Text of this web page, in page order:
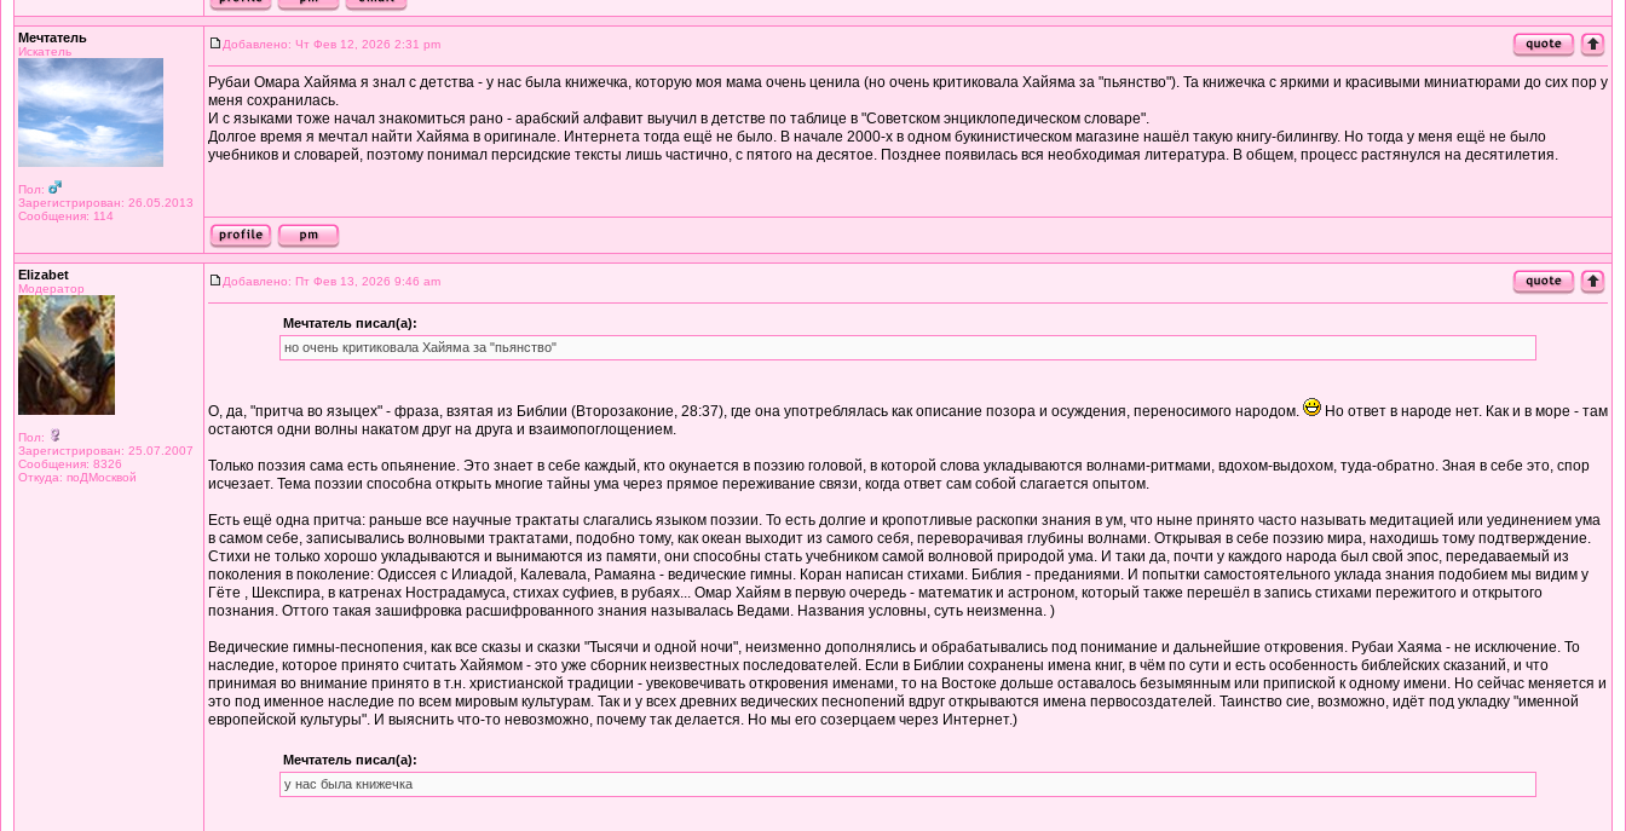
Мечтатель
Искатель
Пол:
Зарегистрирован: 26.05.2013
Сообщения: 114
Добавлено: Чт Фев 12, 2026 2:31 pm
Рубаи Омара Хайяма я знал с детства - у нас была книжечка, которую моя мама очень ценила (но очень критиковала Хайяма за "пьянство"). Та книжечка с яркими и красивыми миниатюрами до сих пор у
меня сохранилась.
И с языками тоже начал знакомиться рано - арабский алфавит выучил в детстве по таблице в "Советском энциклопедическом словаре".
Долгое время я мечтал найти Хайяма в оригинале. Интернета тогда ещё не было. В начале 2000-х в одном букинистическом магазине нашёл такую книгу-билингву. Но тогда у меня ещё не было
учебников и словарей, поэтому понимал персидские тексты лишь частично, с пятого на десятое. Позднее появилась вся необходимая литература. В общем, процесс растянулся на десятилетия.
Elizabet
Модератор
Пол:
Зарегистрирован: 25.07.2007
Сообщения: 8326
Откуда: поДМосквой
Добавлено: Пт Фев 13, 2026 9:46 am
Мечтатель писал(а):
но очень критиковала Хайяма за "пьянство"
О, да, "притча во языцех" - фраза, взятая из Библии (Второзаконие, 28:37), где она употреблялась как описание позора и осуждения, переносимого народом.
Но ответ в народе нет. Как и в море - там
остаются одни волны накатом друг на друга и взаимопоглощением.
Только поэзия сама есть опьянение. Это знает в себе каждый, кто окунается в поэзию головой, в которой слова укладываются волнами-ритмами, вдохом-выдохом, туда-обратно. Зная в себе это, спор
исчезает. Тема поэзии способна открыть многие тайны ума через прямое переживание связи, когда ответ сам собой слагается опытом.
Есть ещё одна притча: раньше все научные трактаты слагались языком поэзии. То есть долгие и кропотливые раскопки знания в ум, что ныне принято часто называть медитацией или уединением ума
в самом себе, записывались волновыми трактатами, подобно тому, как океан выходит из самого себя, переворачивая глубины волнами. Открывая в себе поэзию мира, находишь тому подтверждение.
Стихи не только хорошо укладываются и вынимаются из памяти, они способны стать учебником самой волновой природой ума. И таки да, почти у каждого народа был свой эпос, передаваемый из
поколения в поколение: Одиссея с Илиадой, Калевала, Рамаяна - ведические гимны. Коран написан стихами. Библия - преданиями. И попытки самостоятельного уклада знания подобием мы видим у
Гёте , Шекспира, в катренах Нострадамуса, стихах суфиев, в рубаях... Омар Хайям в первую очередь - математик и астроном, который также перешёл в запись стихами пережитого и открытого
познания. Оттого такая зашифровка расшифрованного знания называлась Ведами. Названия условны, суть неизменна. )
Ведические гимны-песнопения, как все сказы и сказки "Тысячи и одной ночи", неизменно дополнялись и обрабатывались под понимание и дальнейшие откровения. Рубаи Хаяма - не исключение. То
наследие, которое принято считать Хайямом - это уже сборник неизвестных последователей. Если в Библии сохранены имена книг, в чём по сути и есть особенность библейских сказаний, и что
принимая во внимание принято в т.н. христианской традиции - увековечивать откровения именами, то на Востоке дольше оставалось безымянным или припиской к одному имени. Но сейчас меняется и
это под именное наследие по всем мировым культурам. Так и у всех древних ведических песнопений вдруг открываются имена первосоздателей. Таинство сие, возможно, идёт под укладку "именной
европейской культуры". И выяснить что-то невозможно, почему так делается. Но мы его созерцаем через Интернет.)
Мечтатель писал(а):
у нас была книжечка